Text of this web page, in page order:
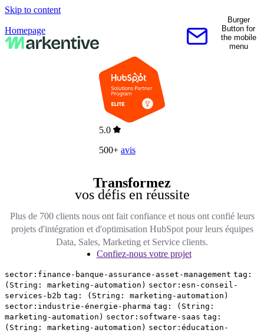
Skip to content
Homepage
Contactez-nous
Burger
Button for
the mobile
menu
5.0
500+ avis
Transformez
vos défis en réussite
Plus de 700 clients nous ont fait confiance et nous ont confié leurs
projets d'intégration et d'optimisation HubSpot pour leurs équipes
Data, Sales, Marketing et Service clients.
Confiez-nous votre projet
sector:finance-banque-assurance-asset-management tag:
(String: marketing-automation) sector:esn-conseil-
services-b2b tag: (String: marketing-automation)
sector:industrie-énergie-pharma tag: (String:
marketing-automation) sector:software-saas tag:
(String: marketing-automation) sector:éducation-